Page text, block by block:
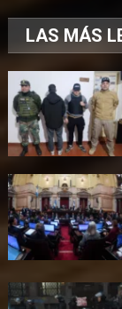
LAS MÁS